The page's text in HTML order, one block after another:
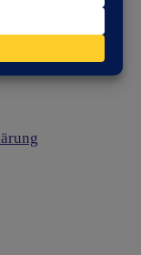
akzeptiere die